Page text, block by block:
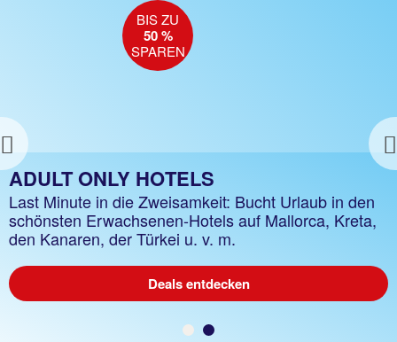
Previous
SUPER LAST MINUTE
Bis zu 50 %* auf beliebte Topziele sparen, z. B.
Mallorca, Kreta, Gran Canaria, Türkei u. v. m., Flex
Tarif buchbar
Deals entdecken
BIS ZU
50 %*
SPAREN
ADULT ONLY HOTELS
Last Minute in die Zweisamkeit: Bucht Urlaub in den
schönsten Erwachsenen-Hotels auf Mallorca, Kreta,
den Kanaren, der Türkei u. v. m.
Deals entdecken
BIS ZU
50 %
SPAREN